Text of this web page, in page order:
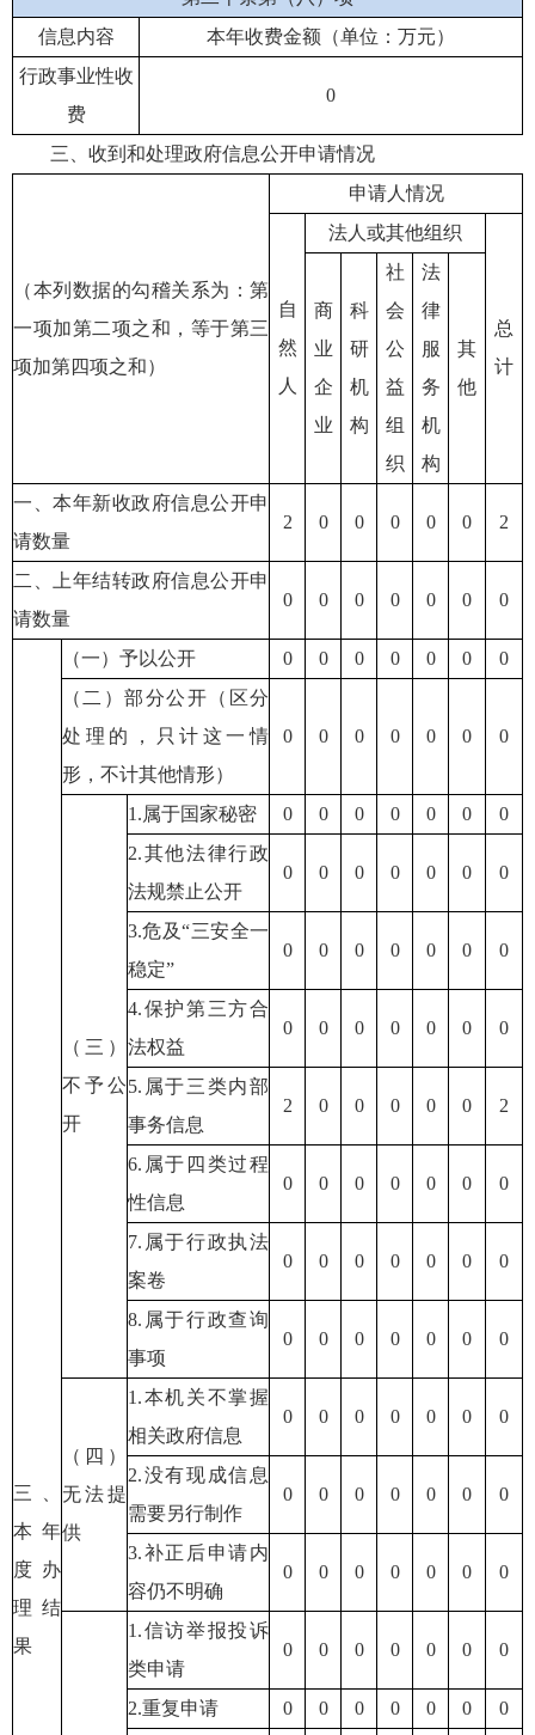
信息内容
本年收费金额（单位：万元）
行政事业性收
费
0
三、收到和处理政府信息公开申请情况
（本列数据的勾稽关系为：第
一项加第二项之和，等于第三
项加第四项之和）
申请人情况
自
然
人
法人或其他组织
总
计
商
业
企
业
科
研
机
构
社
会
公
益
组
织
法
律
服
务
机
构
其
他
一、本年新收政府信息公开申
请数量
2 0 0 0 0 0 2
二、上年结转政府信息公开申
请数量
0 0 0 0 0 0 0
三、
本年
度办
理结
果
（一）予以公开 0 0 0 0 0 0
0
（二）部分公开（区分
处理的，只计这一情
形，不计其他情形）
0 0 0 0 0 0 0
（三）
不予公
开
1.属于国家秘密 0 0 0 0 0 0
0
2.其他法律行政
法规禁止公开
0 0 0 0 0 0 0
3.危及“三安全一
稳定”
0 0 0 0 0 0 0
4.保护第三方合
法权益
0 0 0 0 0 0 0
5.属于三类内部
事务信息
2 0 0 0 0 0 2
6.属于四类过程
性信息
0 0 0 0 0 0 0
7.属于行政执法
案卷
0 0 0 0 0 0 0
8.属于行政查询
事项
0 0 0 0 0 0 0
（四）
无法提
供
1.本机关不掌握
相关政府信息
0 0 0 0 0 0 0
2.没有现成信息
需要另行制作
0 0 0 0 0 0 0
3.补正后申请内
容仍不明确
0 0 0 0 0 0 0
1.信访举报投诉
类申请
0 0 0 0 0 0 0
2.重复申请 0 0 0 0 0 0
0